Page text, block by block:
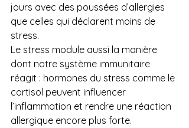
jours avec des poussées d’allergies
que celles qui déclarent moins de
stress.
Le stress module aussi la manière
dont notre système immunitaire
réagit : hormones du stress comme le
cortisol peuvent influencer
l’inflammation et rendre une réaction
allergique encore plus forte.